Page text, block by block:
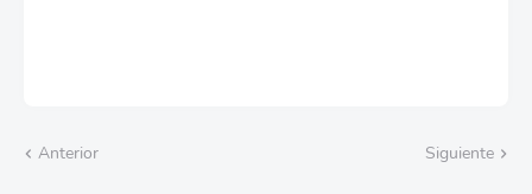
Anterior Siguiente